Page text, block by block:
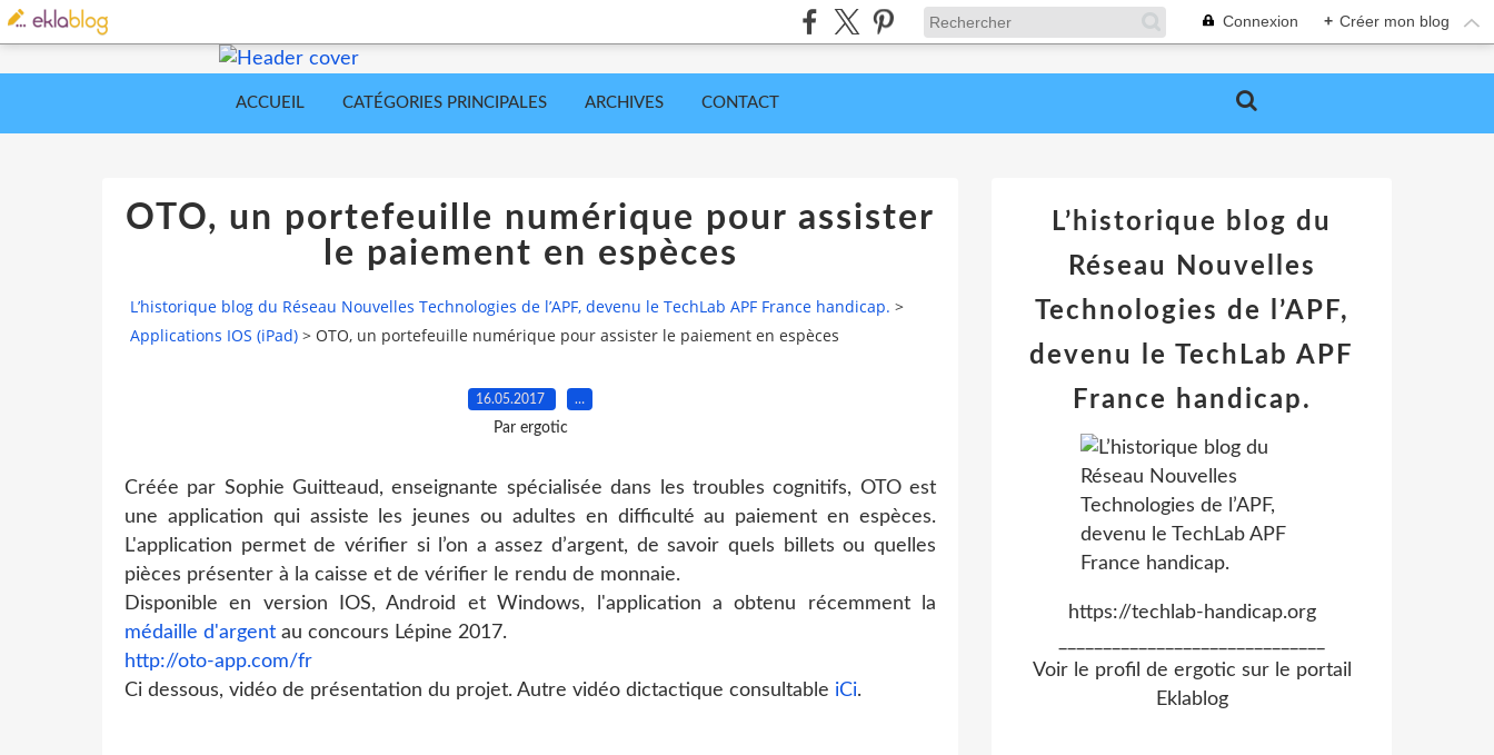
Connexion + Créer mon blog
ACCUEIL CATÉGORIES PRINCIPALES ARCHIVES CONTACT
OTO, un portefeuille numérique pour assister
le paiement en espèces
L’historique blog du Réseau Nouvelles Technologies de l’APF, devenu le TechLab APF France handicap. >
Applications IOS (iPad) > OTO, un portefeuille numérique pour assister le paiement en espèces
16.05.2017 …
Par ergotic
Créée par Sophie Guitteaud, enseignante spécialisée dans les troubles cognitifs, OTO est
une application qui assiste les jeunes ou adultes en difficulté au paiement en espèces.
L'application permet de vérifier si l’on a assez d’argent, de savoir quels billets ou quelles
pièces présenter à la caisse et de vérifier le rendu de monnaie.
Disponible en version IOS, Android et Windows, l'application a obtenu récemment la
médaille d'argent au concours Lépine 2017.
http://oto-app.com/fr
Ci dessous, vidéo de présentation du projet. Autre vidéo dictactique consultable iCi.
L’historique blog du
Réseau Nouvelles
Technologies de l’APF,
devenu le TechLab APF
France handicap.
https://techlab-handicap.org
Voir le profil de ergotic sur le portail
Eklablog